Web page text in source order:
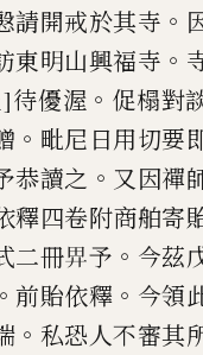
請開戒於其寺 。
東明山興福寺 。
待優渥 。 促榻對
。 毗尼日用切要
恭讀之 。 又因禪
釋四卷附商舶寄
二冊𢌿予 。 今茲
。前貽依釋 。 今領
。 私恐人不審其